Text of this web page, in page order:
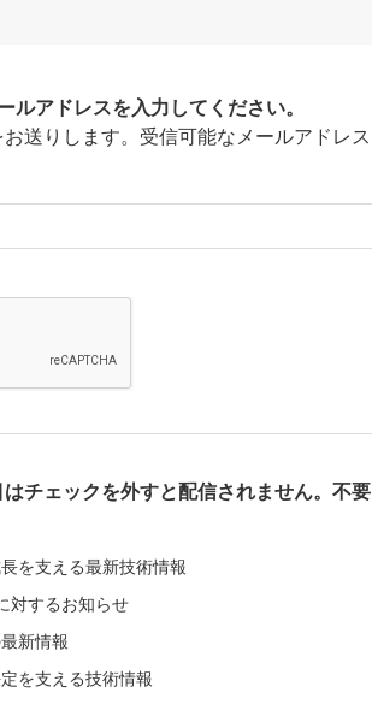
アドレスを入力してください。
送りします。受信可能なメールアドレス
チェックを外すと配信されません。不要
を支える最新技術情報
対するお知らせ
新情報
を支える技術情報